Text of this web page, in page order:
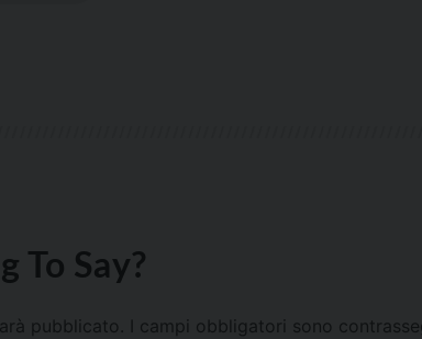
To Say?
pubblicato. I campi obbligatori sono